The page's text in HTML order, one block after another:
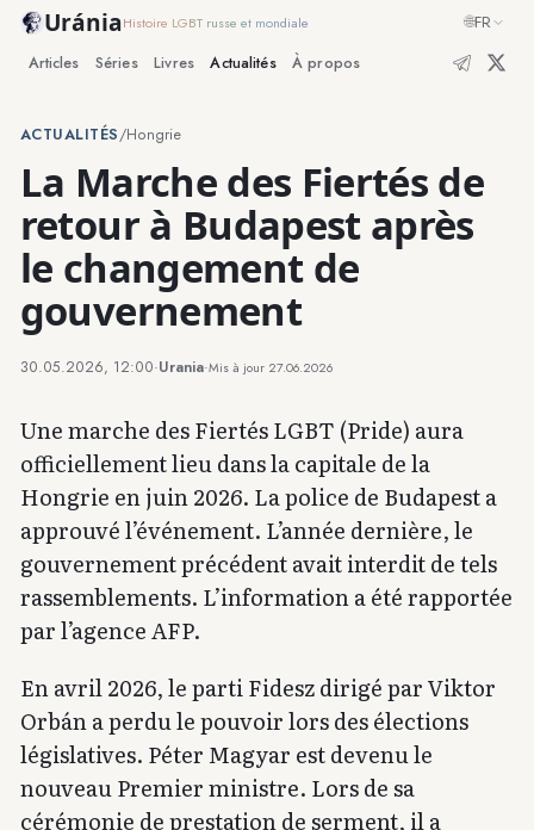
UrániaHistoire LGBT russe et mondiale 🌐FR
Articles Séries Livres Actualités À propos
ACTUALITÉS/Hongrie
La Marche des Fiertés de
retour à Budapest après
le changement de
gouvernement
30.05.2026, 12:00·Urania·Mis à jour 27.06.2026
Une marche des Fiertés LGBT (Pride) aura
officiellement lieu dans la capitale de la
Hongrie en juin 2026. La police de Budapest a
approuvé l’événement. L’année dernière, le
gouvernement précédent avait interdit de tels
rassemblements. L’information a été rapportée
par l’agence AFP.
En avril 2026, le parti Fidesz dirigé par Viktor
Orbán a perdu le pouvoir lors des élections
législatives. Péter Magyar est devenu le
nouveau Premier ministre. Lors de sa
cérémonie de prestation de serment, il a